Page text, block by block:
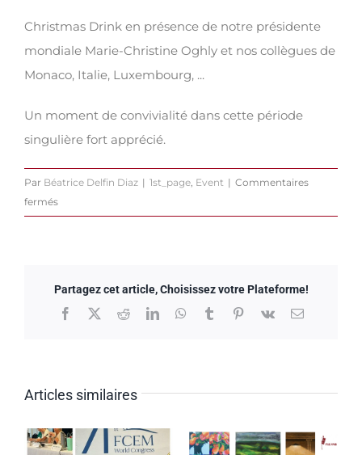
Christmas Drink en présence de notre présidente
mondiale Marie-Christine Oghly et nos collègues de
Monaco, Italie, Luxembourg, ...
Un moment de convivialité dans cette période
singulière fort apprécié.
Par Béatrice Delfin Diaz | 1st_page Event | Commentaires
ferméssur
Christmas
Partagez cet article, Choisissez votre Plateforme!
Facebook
X RedditLinkedInWhatsApp
TumblrPinterest
Vk Email
Articles similaires